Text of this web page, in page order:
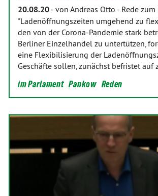
20.08.20 - von Andreas Otto - Rede
"Ladenöffnungszeiten umgehend zu
den von der Corona-Pandemie stark
Berliner Einzelhandel zu untertützen,
eine Flexibilisierung der
Geschäfte sollen, zunächst befristet auf
im Parlament Pankow Reden